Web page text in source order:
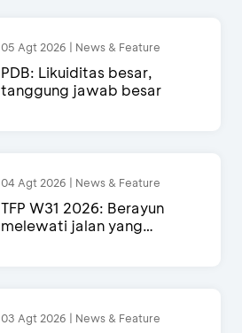
05 Agt 2026 | News & Feature
PDB: Likuiditas besar,
tanggung jawab besar
04 Agt 2026 | News & Feature
TFP W31 2026: Berayun
melewati jalan yang
03 Agt 2026 | News & Feature